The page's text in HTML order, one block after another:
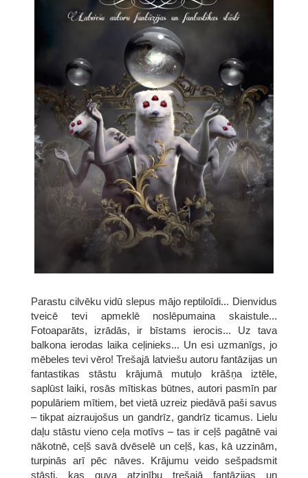
Parastu cilvēku vidū slepus mājo reptiloīdi... Dienvidus
tveicē tevi apmeklē noslēpumaina skaistule...
Fotoaparāts, izrādās, ir bīstams ierocis... Uz tava
balkona ierodas laika ceļinieks... Un esi uzmanīgs, jo
mēbeles tevi vēro! Trešajā latviešu autoru fantāzijas un
fantastikas stāstu krājumā mutuļo krāšņa iztēle,
saplūst laiki, rosās mītiskas būtnes, autori pasmīn par
populāriem mītiem, bet vietā uzreiz piedāvā paši savus
– tikpat aizraujošus un gandrīz, gandrīz ticamus. Lielu
daļu stāstu vieno ceļa motīvs – tas ir ceļš pagātnē vai
nākotnē, ceļš savā dvēselē un ceļš, kas, kā uzzinām,
turpinās arī pēc nāves. Krājumu veido sešpadsmit
stāsti, kas guva atzinību trešajā fantāzijas un